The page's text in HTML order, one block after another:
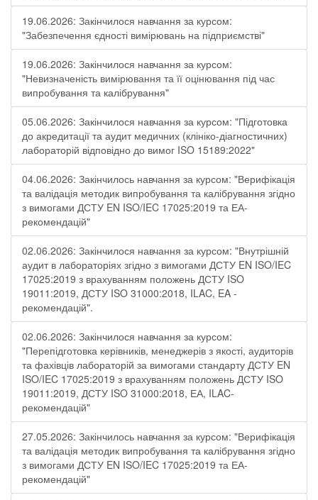
19.06.2026: Закінчилося навчання за курсом:
"Забезпечення єдності вимірювань на підприємстві"
19.06.2026: Закінчилося навчання за курсом:
"Невизначеність вимірювання та її оцінювання під час
випробування та калібрування"
05.06.2026: Закінчилося навчання за курсом: "Підготовка
до акредитації та аудит медичних (клініко-діагностичних)
лабораторій відповідно до вимог ISO 15189:2022"
04.06.2026: Закінчилось навчання за курсом: "Верифікація
та валідація методик випробування та калібрування згідно
з вимогами ДСТУ EN ISO/IEC 17025:2019 та ЕА-
рекомендацій"
02.06.2026: Закінчилося навчання за курсом: "Внутрішній
аудит в лабораторіях згідно з вимогами ДСТУ EN ISO/IEC
17025:2019 з врахуванням положень ДСТУ ISO
19011:2019, ДСТУ ISO 31000:2018, ILAC, EA -
рекомендацій".
02.06.2026: Закінчилося навчання за курсом:
"Перепідготовка керівників, менеджерів з якості, аудиторів
та фахівців лабораторій за вимогами стандарту ДСТУ EN
ISO/IEC 17025:2019 з врахуванням положень ДСТУ ISO
19011:2019, ДСТУ ISO 31000:2018, ЕА, ILAC-
рекомендацій"
27.05.2026: Закінчилось навчання за курсом: "Верифікація
та валідація методик випробування та калібрування згідно
з вимогами ДСТУ EN ISO/IEC 17025:2019 та ЕА-
рекомендацій"